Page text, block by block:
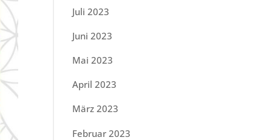
Juli 2023
Juni 2023
Mai 2023
April 2023
März 2023
Februar 2023